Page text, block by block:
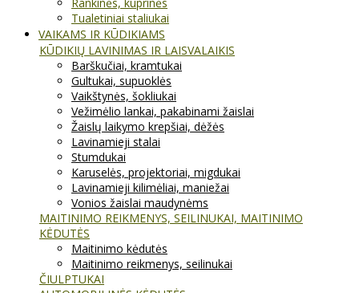
Tualetiniai staliukai
VAIKAMS IR KŪDIKIAMS
KŪDIKIŲ LAVINIMAS IR LAISVALAIKIS
Barškučiai, kramtukai
Gultukai, supuoklės
Vaikštynės, šokliukai
Vežimėlio lankai, pakabinami žaislai
Žaislų laikymo krepšiai, dėžės
Lavinamieji stalai
Stumdukai
Karuselės, projektoriai, migdukai
Lavinamieji kilimėliai, maniežai
Vonios žaislai maudynėms
MAITINIMO REIKMENYS, SEILINUKAI, MAITINIMO
KĖDUTĖS
Maitinimo kėdutės
Maitinimo reikmenys, seilinukai
ČIULPTUKAI